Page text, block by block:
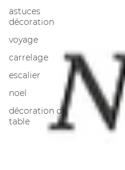
astuces
décoration
voyage
carrelage
escalier
noel
décoration de
table